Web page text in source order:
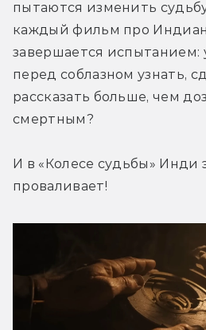
пытаются изменить
каждый фильм про
завершается испытанием:
перед соблазном узнать,
рассказать больше, чем
смертным?
И в «Колесе судьбы» Инди
проваливает!